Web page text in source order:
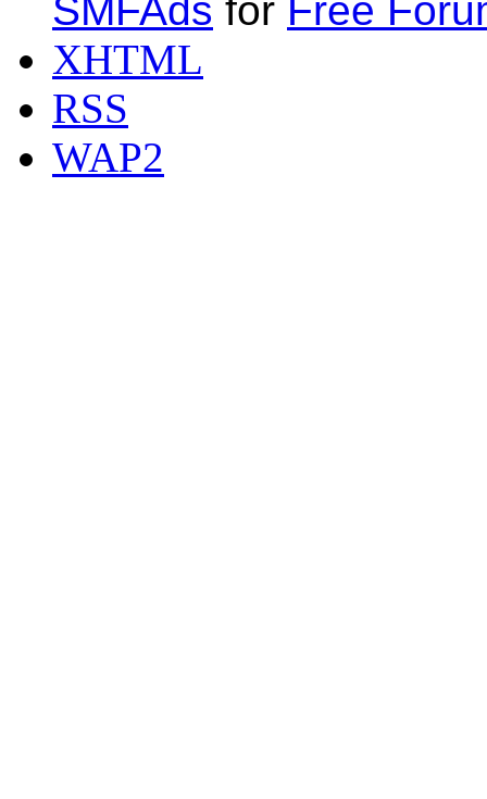
SMFAds for Free
XHTML
RSS
WAP2